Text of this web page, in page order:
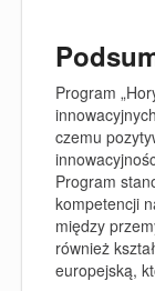
Program
czemu
Program
kompetencji
między
również
europejską,